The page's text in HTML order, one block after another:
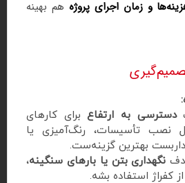
و زمان اجرای پروژه هم بهینه
دسترسی به ارتفاعبرای کارهای
نصب تأسیسات، رنگ‌آمیزی یا
داربست بهترین گزینه‌ست.
نگهداری بتن یا بارهای سنگینه،
کفراژ استفاده بشه.